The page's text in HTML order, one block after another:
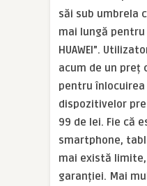
săi sub umbrela
mai lungă
HUAWEI”.
acum de un preț
pentru
dispozitivelor
99 de lei. Fie că
smartphone,
mai există
garanției. Mai